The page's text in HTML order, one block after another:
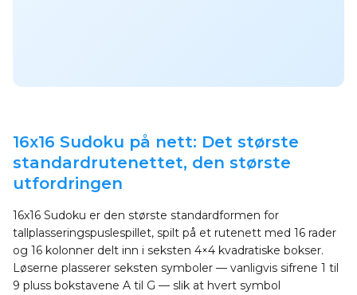
16x16 Sudoku på nett: Det største
standardrutenettet, den største
utfordringen
16x16 Sudoku er den største standardformen for
tallplasseringspuslespillet, spilt på et rutenett med 16 rader
og 16 kolonner delt inn i seksten 4×4 kvadratiske bokser.
Løserne plasserer seksten symboler — vanligvis sifrene 1 til
9 pluss bokstavene A til G — slik at hvert symbol